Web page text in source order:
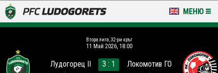
МЕНЮ
LUDOGORETS TV
Втора лига, 32-ри кръг
11 Май 2026, 18:00
Лудогорец II 3 : 1 Локомотив ГО